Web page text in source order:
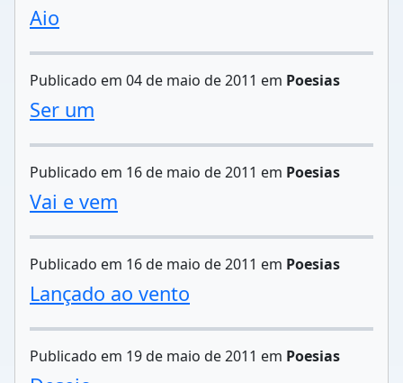
Aio
Publicado em 04 de maio de 2011 em Poesias
Ser um
Publicado em 16 de maio de 2011 em Poesias
Vai e vem
Publicado em 16 de maio de 2011 em Poesias
Lançado ao vento
Publicado em 19 de maio de 2011 em Poesias